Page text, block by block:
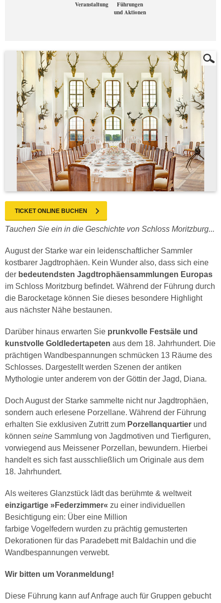
Veranstaltung
Führungen
und Aktionen
TICKET ONLINE BUCHEN
Tauchen Sie ein in die Geschichte von Schloss Moritzburg...
August der Starke war ein leidenschaftlicher Sammler
kostbarer Jagdtrophäen. Kein Wunder also, dass sich eine
der bedeutendsten Jagdtrophäensammlungen Europas
im Schloss Moritzburg befindet. Während der Führung durch
die Barocketage können Sie dieses besondere Highlight
aus nächster Nähe bestaunen.
Darüber hinaus erwarten Sie prunkvolle Festsäle und
kunstvolle Goldledertapeten aus dem 18. Jahrhundert. Die
prächtigen Wandbespannungen schmücken 13 Räume des
Schlosses. Dargestellt werden Szenen der antiken
Mythologie unter anderem von der Göttin der Jagd, Diana.
Doch August der Starke sammelte nicht nur Jagdtrophäen,
sondern auch erlesene Porzellane. Während der Führung
erhalten Sie exklusiven Zutritt zum Porzellanquartier und
können seine Sammlung von Jagdmotiven und Tierfiguren,
vorwiegend aus Meissener Porzellan, bewundern. Hierbei
handelt es sich fast ausschließlich um Originale aus dem
18. Jahrhundert.
Als weiteres Glanzstück lädt das berühmte & weltweit
einzigartige »Federzimmer« zu einer individuellen
Besichtigung ein: Über eine Million
farbige Vogelfedern wurden zu prächtig gemusterten
Dekorationen für das Paradebett mit Baldachin und die
Wandbespannungen verwebt.
Wir bitten um Voranmeldung!
Diese Führung kann auf Anfrage auch für Gruppen gebucht